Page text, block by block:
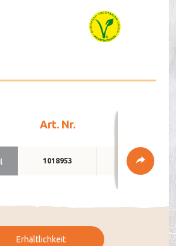
FR
Art. Nr.
1018953 3 x 2 kg
Erhältlichkeit